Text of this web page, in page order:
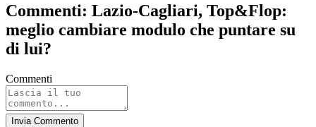
Commenti: Lazio-Cagliari, Top&Flop:
meglio cambiare modulo che puntare su
di lui?
Commenti
Invia Commento